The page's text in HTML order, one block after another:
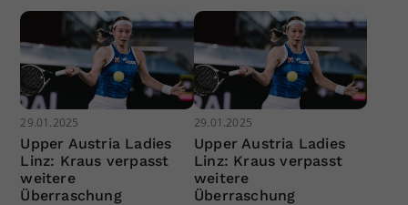
29.01.2025
Upper Austria Ladies
Linz: Kraus verpasst
weitere
Überraschung
29.01.2025
Upper Austria Ladies
Linz: Kraus verpasst
weitere
Überraschung